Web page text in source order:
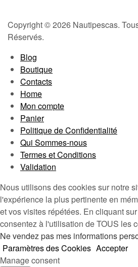
Copyright © 2026 Nautipescas.
Réservés.
Blog
Boutique
Contacts
Home
Mon compte
Panier
Politique de Confidentialité
Qui Sommes-nous
Termes et Conditions
Validation
Nous utilisons des cookies sur notre
l'expérience la plus pertinente en
et vos visites répétées. En cliquant
consentez à l'utilisation de TOUS les
Ne vendez pas mes informations
Paramètres des Cookies Accepter
Manage consent